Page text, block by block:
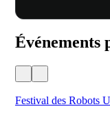
Événements
Festival des Robots